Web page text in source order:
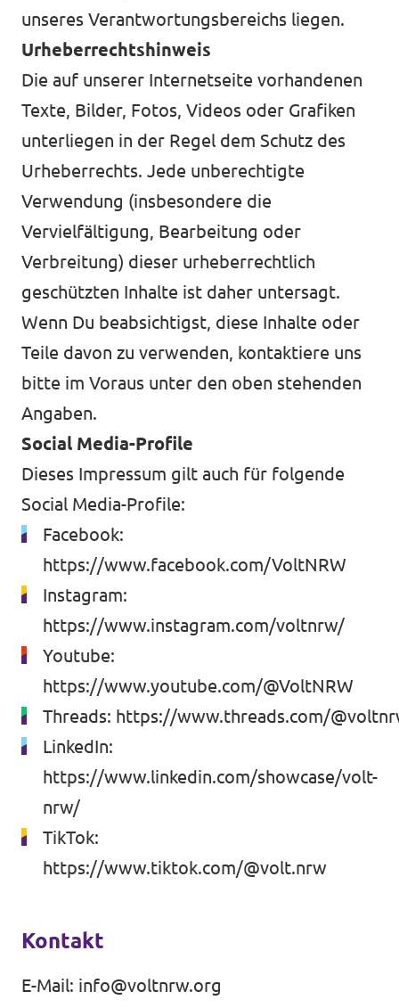
unseres Verantwortungsbereichs liegen.
Urheberrechtshinweis
Die auf unserer Internetseite vorhandenen
Texte, Bilder, Fotos, Videos oder Grafiken
unterliegen in der Regel dem Schutz des
Urheberrechts. Jede unberechtigte
Verwendung (insbesondere die
Vervielfältigung, Bearbeitung oder
Verbreitung) dieser urheberrechtlich
geschützten Inhalte ist daher untersagt.
Wenn Du beabsichtigst, diese Inhalte oder
Teile davon zu verwenden, kontaktiere uns
bitte im Voraus unter den oben stehenden
Angaben.
Social Media-Profile
Dieses Impressum gilt auch für folgende
Social Media-Profile:
Facebook:
https://www.facebook.com/VoltNRW
Instagram:
https://www.instagram.com/voltnrw/
Youtube:
https://www.youtube.com/@VoltNRW
Threads: https://www.threads.com/
LinkedIn:
https://www.linkedin.com/showcase/volt-
nrw/
TikTok:
https://www.tiktok.com/@volt.nrw
Kontakt
E-Mail: info@voltnrw.org